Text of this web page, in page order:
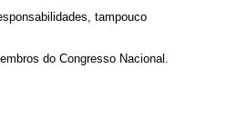
tampouco
do Congresso Nacional.